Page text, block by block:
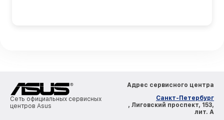
Сеть официальных сервисных
центров Asus
Адрес сервисного центра
Санкт-Петербург
, Лиговский проспект, 153,
лит. А